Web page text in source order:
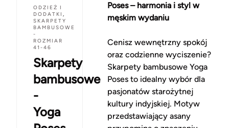
ODZIEŻ I
DODATKI ,
SKARPETY
BAMBUSOWE
-
ROZMIAR
41-46
Skarpety
bambusowe
-
Yoga
Poses – harmonia i styl w
męskim wydaniu
Cenisz wewnętrzny spokój
oraz codzienne wyciszenie?
Skarpety bambusowe Yoga
Poses to idealny wybór dla
pasjonatów starożytnej
kultury indyjskiej. Motyw
przedstawiający asany